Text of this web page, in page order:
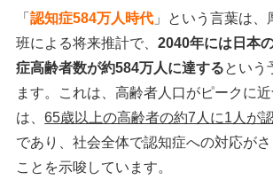
「認知症584万人時代 」という言葉は
班による将来推計で、2040年には日本
症高齢者数が約584万人に達するという
ます。これは、高齢者人口がピークに
は、65歳以上の高齢者の約7人に1人が
であり、社会全体で認知症への対応が
ことを示唆しています。